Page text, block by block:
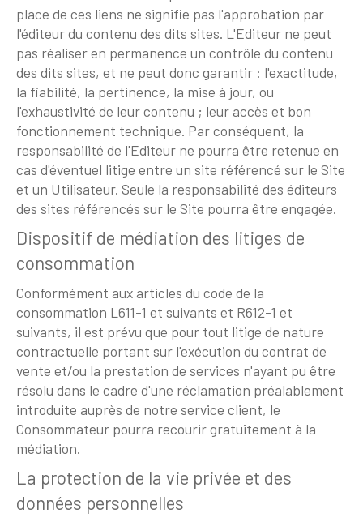
place de ces liens ne signifie pas l'approbation par
l'éditeur du contenu des dits sites. L'Editeur ne peut
pas réaliser en permanence un contrôle du contenu
des dits sites, et ne peut donc garantir : l'exactitude,
la fiabilité, la pertinence, la mise à jour, ou
l'exhaustivité de leur contenu ; leur accès et bon
fonctionnement technique. Par conséquent, la
responsabilité de l'Editeur ne pourra être retenue en
cas d'éventuel litige entre un site référencé sur le Site
et un Utilisateur. Seule la responsabilité des éditeurs
des sites référencés sur le Site pourra être engagée.
Dispositif de médiation des litiges de
consommation
Conformément aux articles du code de la
consommation L611-1 et suivants et R612-1 et
suivants, il est prévu que pour tout litige de nature
contractuelle portant sur l'exécution du contrat de
vente et/ou la prestation de services n'ayant pu être
résolu dans le cadre d'une réclamation préalablement
introduite auprès de notre service client, le
Consommateur pourra recourir gratuitement à la
médiation.
La protection de la vie privée et des
données personnelles